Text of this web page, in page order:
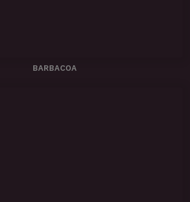
BARBACOA